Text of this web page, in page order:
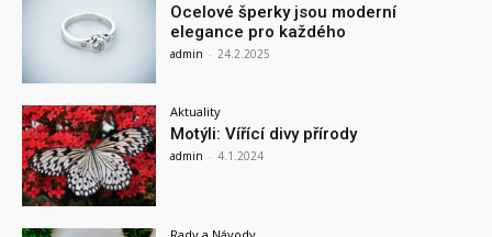
Ocelové šperky jsou moderní
elegance pro každého
admin - 24.2.2025
Aktuality
Motýli: Vířící divy přírody
admin - 4.1.2024